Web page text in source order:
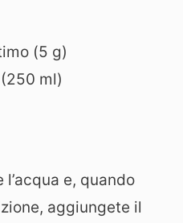
(5 g)
ml)
e, quando
aggiungete il